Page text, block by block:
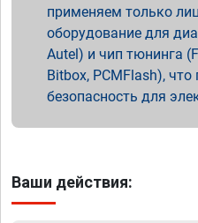
применяем только
оборудование для
Autel) и чип тюнинга
Bitbox, PCMFlash), что
безопасность для
Ваши действия: